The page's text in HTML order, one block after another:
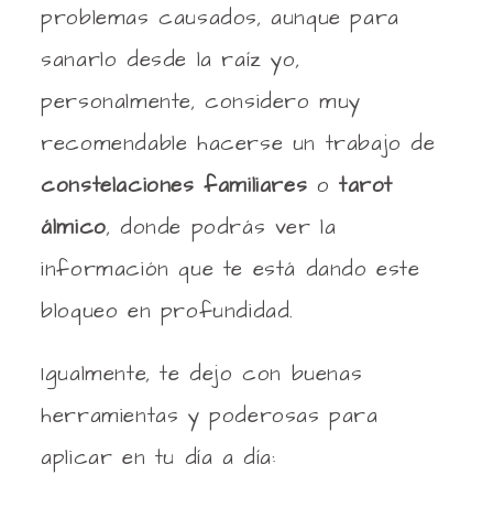
problemas causados, aunque para
sanarlo desde la raíz yo,
personalmente, considero muy
recomendable hacerse un trabajo de
constelaciones familiares otarot
álmico, donde podrás ver la
información que te está dando este
bloqueo en profundidad.
Igualmente, te dejo con buenas
herramientas y poderosas para
aplicar en tu día a día: